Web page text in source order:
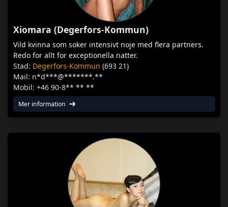
Xiomara (Degerfors-Kommun)
Vild kvinna som soker intensivt noje med flera partners.
Redo for allt for exceptionella natter.
Stad: Degerfors-Kommun (693 21)
Mail: n*d***@*******.**
Mobil: +46 90-8** ** **
Mer information